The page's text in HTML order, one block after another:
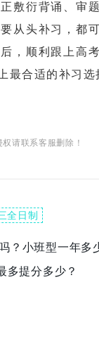
敷衍背诵、审
从头补习，都
，顺利跟上高
最合适的补习选
请联系客服删除！
全日制
？小班型一年多
多提分多少？